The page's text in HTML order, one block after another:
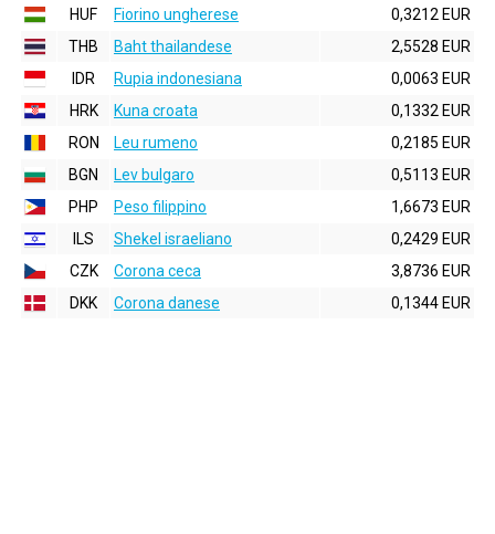
HUF
Fiorino ungherese
0,3212 EUR
THB
Baht thailandese
2,5528 EUR
IDR
Rupia indonesiana
0,0063 EUR
HRK
Kuna croata
0,1332 EUR
RON
Leu rumeno
0,2185 EUR
BGN
Lev bulgaro
0,5113 EUR
PHP
Peso filippino
1,6673 EUR
ILS
Shekel israeliano
0,2429 EUR
CZK
Corona ceca
3,8736 EUR
DKK
Corona danese 0,1344 EUR